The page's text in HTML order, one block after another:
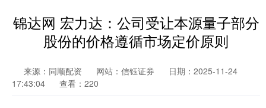
锦达网 宏力达：公司受让本源量子部分
股份的价格遵循市场定价原则
来源：同顺配资 网站：信钰证券
日期：2025-11-24
17:43:04
查看：220